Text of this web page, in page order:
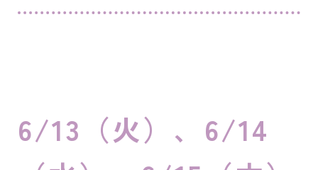
6/13（火）、6/14